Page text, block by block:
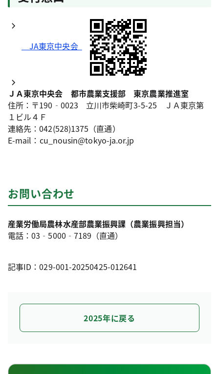
JA東京中央会
ＪＡ東京中央会 都市農業支援部 東京農業推進室
住所：〒190‐0023 立川市柴崎町3-5-25 ＪＡ東京第
１ビル４Ｆ
連絡先：042(528)1375（直通）
E-mail：cu_nousin@tokyo-ja.or.jp
お問い合わせ
産業労働局農林水産部農業振興課（農業振興担当）
電話：03‐5000‐7189（直通）
記事ID：029-001-20250425-012641
2025年に戻る